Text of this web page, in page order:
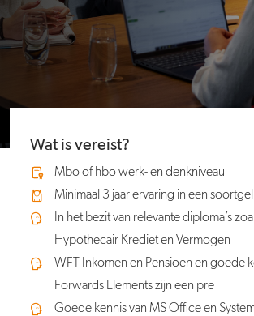
Wat is vereist?
Mbo of hbo werk- en denkniveau
Minimaal 3 jaar ervaring in een
In het bezit van relevante diploma’s
Hypothecair Krediet en Vermogen
WFT Inkomen en Pensioen en goede
Forwards Elements zijn een pre
Goede kennis van MS Office en